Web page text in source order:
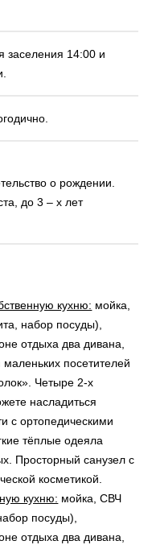
заселения 14:00 и
о рождении.
до 3 – х лет
кухню: мойка,
набор посуды),
отдыха два дивана,
посетителей
Четыре 2-х
насладиться
с ортопедическими
тёплые одеяла
Просторный санузел с
косметикой.
кухню: мойка, СВЧ
посуды),
отдыха два дивана,